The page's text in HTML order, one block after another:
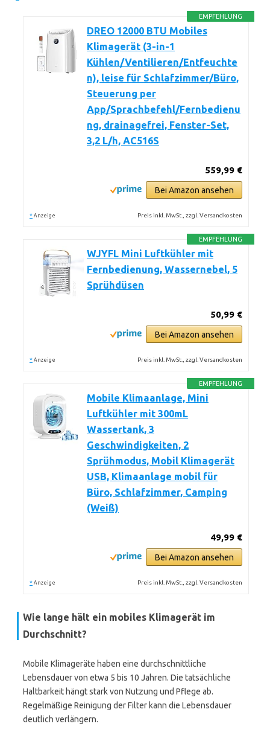
EMPFEHLUNG
DREO 12000 BTU Mobiles
Klimagerät (3-in-1
Kühlen/Ventilieren/Entfeuchte
n), leise für Schlafzimmer/Büro,
Steuerung per
App/Sprachbefehl/Fernbedienu
ng, drainagefrei, Fenster-Set,
3,2 L/h, AC516S
559,99 €
Bei Amazon ansehen
* Anzeige Preis inkl. MwSt., zzgl. Versandkosten
EMPFEHLUNG
WJYFL Mini Luftkühler mit
Fernbedienung, Wassernebel, 5
Sprühdüsen
50,99 €
Bei Amazon ansehen
* Anzeige Preis inkl. MwSt., zzgl. Versandkosten
EMPFEHLUNG
Mobile Klimaanlage, Mini
Luftkühler mit 300mL
Wassertank, 3
Geschwindigkeiten, 2
Sprühmodus, Mobil Klimagerät
USB, Klimaanlage mobil für
Büro, Schlafzimmer, Camping
(Weiß)
49,99 €
Bei Amazon ansehen
* Anzeige Preis inkl. MwSt., zzgl. Versandkosten
Wie lange hält ein mobiles Klimagerät im
Durchschnitt?
Mobile Klimageräte haben eine durchschnittliche
Lebensdauer von etwa 5 bis 10 Jahren. Die tatsächliche
Haltbarkeit hängt stark von Nutzung und Pflege ab.
Regelmäßige Reinigung der Filter kann die Lebensdauer
deutlich verlängern.